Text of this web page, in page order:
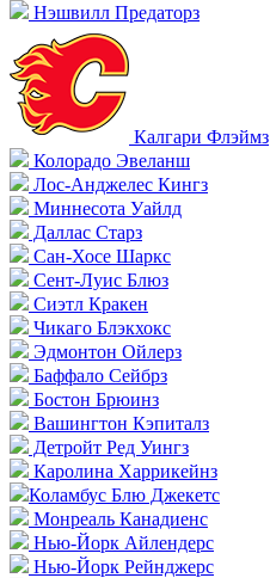
Нэшвилл Предаторз
Калгари Флэймз
Колорадо Эвеланш
Лос-Анджелес Кингз
Миннесота Уайлд
Даллас Старз
Сан-Хосе Шаркс
Сент-Луис Блюз
Сиэтл Кракен
Чикаго Блэкхокс
Эдмонтон Ойлерз
Баффало Сейбрз
Бостон Брюинз
Вашингтон Кэпиталз
Детройт Ред Уингз
Каролина Харрикейнз
Коламбус Блю Джекетс
Монреаль Канадиенс
Нью-Йорк Айлендерс
Нью-Йорк Рейнджерс